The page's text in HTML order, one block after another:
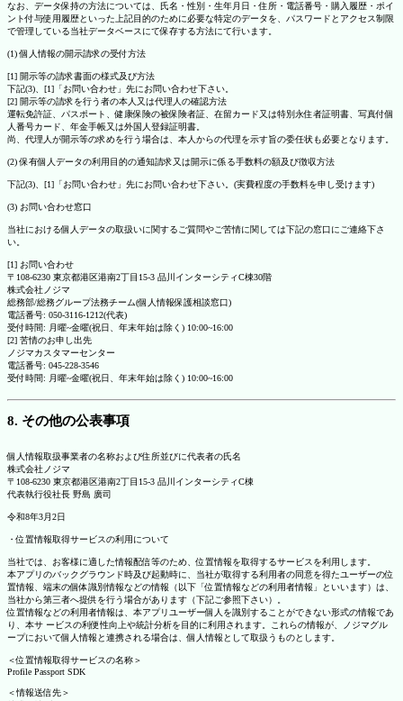
なお、データ保持の方法については、氏名・性別・生年月日・住所・電話番号・購入履歴・ポイ
ント付与使用履歴といった上記目的のために必要な特定のデータを、パスワードとアクセス制限
で管理している当社データベースにて保存する方法にて行います。
(1) 個人情報の開示請求の受付方法
[1] 開示等の請求書面の様式及び方法
下記(3)、[1]「お問い合わせ」先にお問い合わせ下さい。
[2] 開示等の請求を行う者の本人又は代理人の確認方法
運転免許証、パスポート、健康保険の被保険者証、在留カード又は特別永住者証明書、写真付個
人番号カード、年金手帳又は外国人登録証明書。
尚、代理人が開示等の求めを行う場合は、本人からの代理を示す旨の委任状も必要となります。
(2) 保有個人データの利用目的の通知請求又は開示に係る手数料の額及び徴収方法
下記(3)、[1]「お問い合わせ」先にお問い合わせ下さい。(実費程度の手数料を申し受けます)
(3) お問い合わせ窓口
当社における個人データの取扱いに関するご質問やご苦情に関しては下記の窓口にご連絡下さ
い。
[1] お問い合わせ
〒108-6230 東京都港区港南2丁目15-3 品川インターシティC棟30階
株式会社ノジマ
総務部/総務グループ法務チーム(個人情報保護相談窓口)
電話番号: 050-3116-1212(代表)
受付時間: 月曜~金曜(祝日、年末年始は除く) 10:00~16:00
[2] 苦情のお申し出先
ノジマカスタマーセンター
電話番号: 045-228-3546
受付時間: 月曜~金曜(祝日、年末年始は除く) 10:00~16:00
8. その他の公表事項
個人情報取扱事業者の名称および住所並びに代表者の氏名
株式会社ノジマ
〒108-6230 東京都港区港南2丁目15-3 品川インターシティC棟
代表執行役社長 野島 廣司
令和8年3月2日
・位置情報取得サービスの利用について
当社では、お客様に適した情報配信等のため、位置情報を取得するサービスを利用します。
本アプリのバックグラウンド時及び起動時に、当社が取得する利用者の同意を得たユーザーの位
置情報、端末の個体識別情報などの情報（以下「位置情報などの利用者情報」といいます）は、
当社から第三者へ提供を行う場合があります（下記ご参照下さい）。
位置情報などの利用者情報は、本アプリユーザー個人を識別することができない形式の情報であ
り、本サ ービスの利便性向上や統計分析を目的に利用されます。これらの情報が、ノジマグル
ープにおいて個人情報と連携される場合は、個人情報として取扱うものとします。
＜位置情報取得サービスの名称＞
Profile Passport SDK
＜情報送信先＞